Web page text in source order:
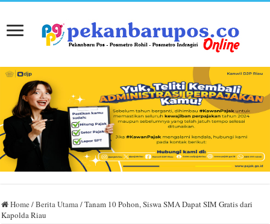
Home /Berita Utama/Tanam 10 Pohon, Siswa SMA Dapat SIM Gratis dari
Kapolda Riau